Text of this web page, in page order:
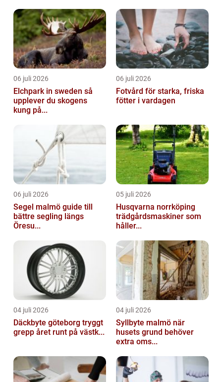
06 juli 2026
Elchpark in sweden så
upplever du skogens
kung på...
06 juli 2026
Fotvård för starka, friska
fötter i vardagen
06 juli 2026
Segel malmö guide till
bättre segling längs
Öresu...
05 juli 2026
Husqvarna norrköping
trädgårdsmaskiner som
håller...
04 juli 2026
Däckbyte göteborg tryggt
grepp året runt på västk...
04 juli 2026
Syllbyte malmö när
husets grund behöver
extra oms...